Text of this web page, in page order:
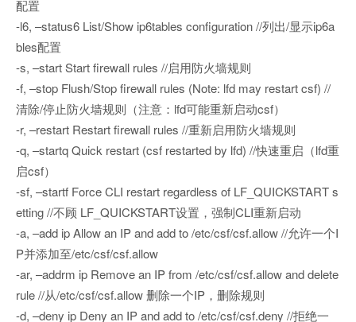
配置
-l6, –status6 List/Show ip6tables configuration //列出/显示ip6a
bles配置
-s, –start Start firewall rules //启用防火墙规则
-f, –stop Flush/Stop firewall rules (Note: lfd may restart csf) //
清除/停止防火墙规则（注意：lfd可能重新启动csf）
-r, –restart Restart firewall rules //重新启用防火墙规则
-q, –startq Quick restart (csf restarted by lfd) //快速重启（lfd重
启csf）
-sf, –startf Force CLI restart regardless of LF_QUICKSTART s
etting //不顾 LF_QUICKSTART设置，强制CLI重新启动
-a, –add ip Allow an IP and add to /etc/csf/csf.allow //允许一个I
P并添加至/etc/csf/csf.allow
-ar, –addrm ip Remove an IP from /etc/csf/csf.allow and delete
rule //从/etc/csf/csf.allow 删除一个IP，删除规则
-d, –deny ip Deny an IP and add to /etc/csf/csf.deny //拒绝一